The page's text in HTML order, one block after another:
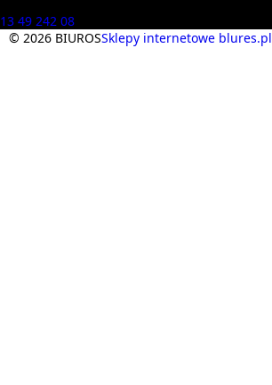
13 49 242 08
© 2026 BIUROSSklepy internetowe blures.pl